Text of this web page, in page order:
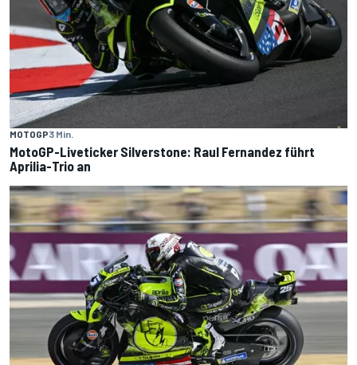
MOTOGP3 Min.
MotoGP-Liveticker Silverstone: Raul Fernandez führt
Aprilia-Trio an